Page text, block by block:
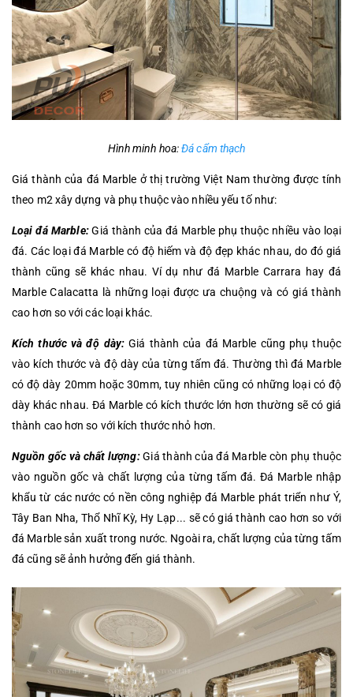
Hình minh hoa:Đá cẩm thạch
Giá thành của đá Marble ở thị trường Việt Nam thường được tính
theo m2 xây dựng và phụ thuộc vào nhiều yếu tố như:
Loại đá Marble:Giá thành của đá Marble phụ thuộc nhiều vào loại
đá. Các loại đá Marble có độ hiếm và độ đẹp khác nhau, do đó giá
thành cũng sẽ khác nhau. Ví dụ như đá Marble Carrara hay đá
Marble Calacatta là những loại được ưa chuộng và có giá thành
cao hơn so với các loại khác.
Kích thước và độ dày: Giá thành của đá Marble cũng phụ thuộc
vào kích thước và độ dày của từng tấm đá. Thường thì đá Marble
có độ dày 20mm hoặc 30mm, tuy nhiên cũng có những loại có độ
dày khác nhau. Đá Marble có kích thước lớn hơn thường sẽ có giá
thành cao hơn so với kích thước nhỏ hơn.
Nguồn gốc và chất lượng:Giá thành của đá Marble còn phụ thuộc
vào nguồn gốc và chất lượng của từng tấm đá. Đá Marble nhập
khẩu từ các nước có nền công nghiệp đá Marble phát triển như Ý,
Tây Ban Nha, Thổ Nhĩ Kỳ, Hy Lạp... sẽ có giá thành cao hơn so với
đá Marble sản xuất trong nước. Ngoài ra, chất lượng của từng tấm
đá cũng sẽ ảnh hưởng đến giá thành.